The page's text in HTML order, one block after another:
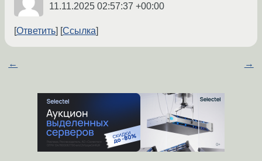
11.11.2025 02:57:37 +00:00
Ответить Ссылка
← →